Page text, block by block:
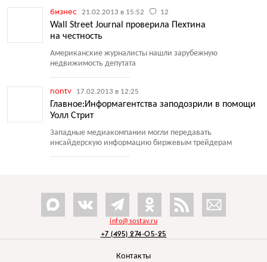
бизнес 21.02.2013 в 15:52 12
Wall Street Journal проверила Пехтина
на честность
Американские журналисты нашли зарубежную
недвижимость депутата
nontv 17.02.2013 в 12:25
Главное:Информагентства заподозрили в помощи
Уолл Стрит
Западные медиакомпании могли передавать
инсайдерскую информацию биржевым трейдерам
info@sostav.ru
+7 (495) 274-05-25
Контакты